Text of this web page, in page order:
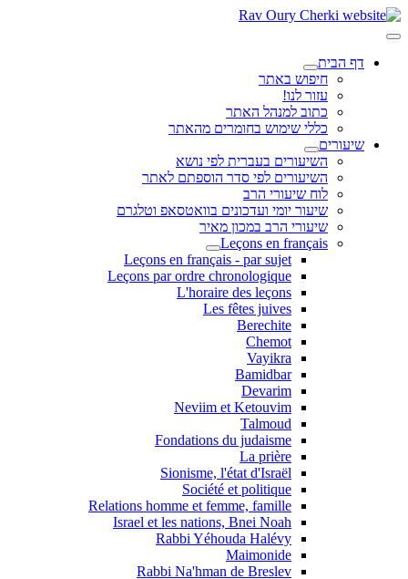
דף הבית
חיפוש באתר
עזור לנו!
כתוב למנהל האתר
כללי שימוש בחומרים מהאתר
שיעורים
השיעורים בעברית לפי נושא
השיעורים לפי סדר הוספתם לאתר
לוח שיעורי הרב
שיעור יומי ועדכונים בוואטסאפ וטלגרם
שיעורי הרב במכון מאיר
Leçons en français
Leçons en français - par sujet
Leçons par ordre chronologique
L'horaire des leçons
Les fêtes juives
Berechite
Chemot
Vayikra
Bamidbar
Devarim
Neviim et Ketouvim
Talmoud
Fondations du judaisme
La prière
Sionisme, l'état d'Israël
Société et politique
Relations homme et femme, famille
Israel et les nations, Bnei Noah
Rabbi Yéhouda Halévy
Maimonide
Rabbi Na'hman de Breslev